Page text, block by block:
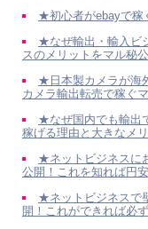
★初心者がebayで稼
★なぜ輸出・輸入ビ
スのメリットをマル秘
★日本製カメラが海
カメラ輸出転売で稼ぐ
★なぜ国内でも輸出
稼げる理由と大きなメ
★ネットビジネスに
公開！これを知れば円
★ネットビジネスで
開！これができれば必